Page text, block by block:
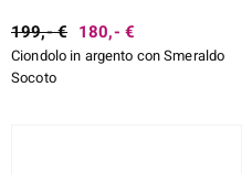
199,- € 180,- €
Ciondolo in argento con Smeraldo
Socoto